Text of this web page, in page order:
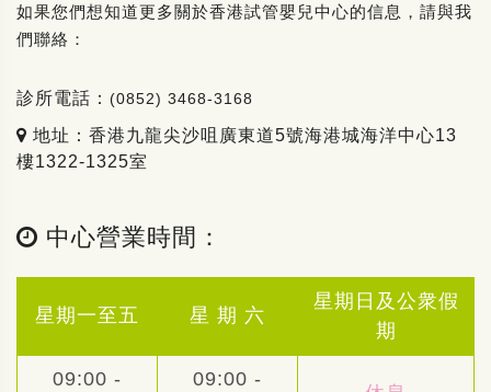
如果您們想知道更多關於香港試管嬰兒中心的信息，請與我
們聯絡：
診所電話： (0852) 3468-3168
地址：香港九龍尖沙咀廣東道5號海港城海洋中心13
樓1322-1325室
中心營業時間：
星期一至五 星 期 六
星期日及公衆假
期
09:00 - 09:00 -